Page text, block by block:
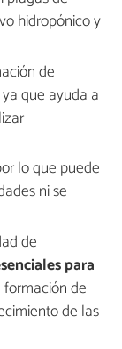
hidropónico y
de
que ayuda a
lo que puede
ni se
de
para
de
de las